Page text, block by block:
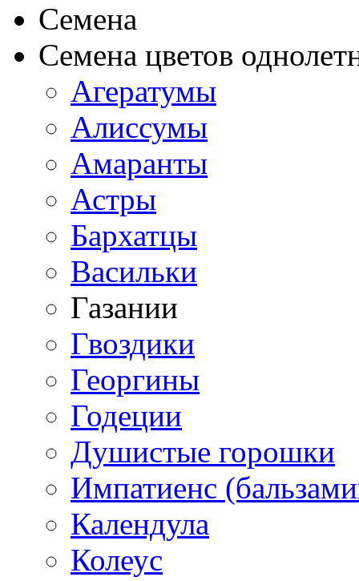
Семена
Семена цветов
Агератумы
Алиссумы
Амаранты
Астры
Бархатцы
Васильки
Газании
Гвоздики
Георгины
Годеции
Душистые горошки
Импатиенс
Календула
Колеус